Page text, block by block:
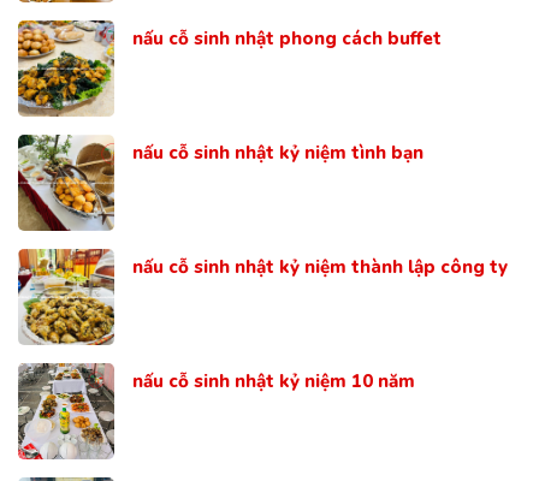
nấu cỗ sinh nhật phong cách buffet
nấu cỗ sinh nhật kỷ niệm tình bạn
nấu cỗ sinh nhật kỷ niệm thành lập công ty
nấu cỗ sinh nhật kỷ niệm 10 năm